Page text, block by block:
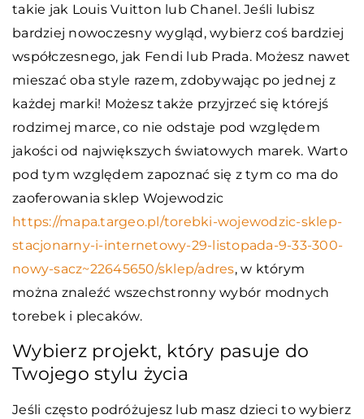
takie jak Louis Vuitton lub Chanel. Jeśli lubisz
bardziej nowoczesny wygląd, wybierz coś bardziej
współczesnego, jak Fendi lub Prada. Możesz nawet
mieszać oba style razem, zdobywając po jednej z
każdej marki! Możesz także przyjrzeć się którejś
rodzimej marce, co nie odstaje pod względem
jakości od największych światowych marek. Warto
pod tym względem zapoznać się z tym co ma do
zaoferowania sklep Wojewodzic
https://mapa.targeo.pl/torebki-wojewodzic-sklep-
stacjonarny-i-internetowy-29-listopada-9-33-300-
nowy-sacz~22645650/sklep/adres, w którym
można znaleźć wszechstronny wybór modnych
torebek i plecaków.
Wybierz projekt, który pasuje do
Twojego stylu życia
Jeśli często podróżujesz lub masz dzieci to wybierz